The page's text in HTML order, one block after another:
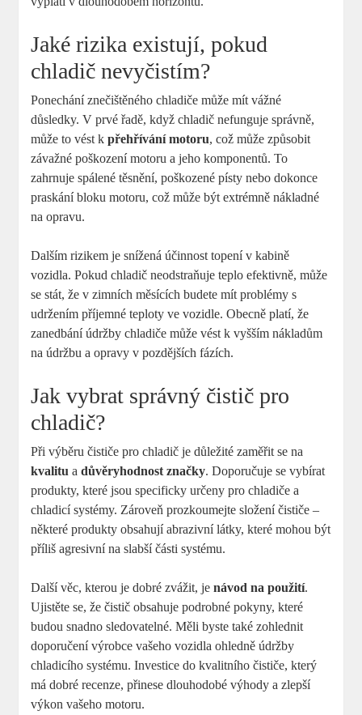
Jaké rizika existují, pokud
chladič nevyčistím?
Ponechání znečištěného chladiče může mít vážné
důsledky. V prvé řadě, když chladič nefunguje správně,
může to vést kpřehřívání motoru, což může způsobit
závažné poškození motoru a jeho komponentů. To
zahrnuje spálené těsnění, poškozené písty nebo dokonce
praskání bloku motoru, což může být extrémně nákladné
na opravu.
Dalším rizikem je snížená účinnost topení v kabině
vozidla. Pokud chladič neodstraňuje teplo efektivně, může
se stát, že v zimních měsících budete mít problémy s
udržením příjemné teploty ve vozidle. Obecně platí, že
zanedbání údržby chladiče může vést k vyšším nákladům
na údržbu a opravy v pozdějších fázích.
Jak vybrat správný čistič pro
chladič?
Při výběru čističe pro chladič je důležité zaměřit se na
kvalitu adůvěryhodnost značky. Doporučuje se vybírat
produkty, které jsou specificky určeny pro chladiče a
chladicí systémy. Zároveň prozkoumejte složení čističe –
některé produkty obsahují abrazivní látky, které mohou být
příliš agresivní na slabší části systému.
Další věc, kterou je dobré zvážit, jenávod na použití.
Ujistěte se, že čistič obsahuje podrobné pokyny, které
budou snadno sledovatelné. Měli byste také zohlednit
doporučení výrobce vašeho vozidla ohledně údržby
chladicího systému. Investice do kvalitního čističe, který
má dobré recenze, přinese dlouhodobé výhody a zlepší
výkon vašeho motoru.